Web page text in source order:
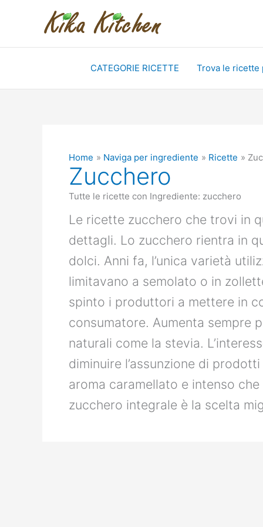
CATEGORIE RICETTE Trova le ricette
Home Naviga per ingrediente Ricette
Zucchero
Tutte le ricette con Ingrediente: zucchero
Le ricette zucchero che trovi in
dettagli. Lo zucchero rientra in
dolci. Anni fa, l’unica varietà
limitavano a semolato o in
spinto i produttori a mettere in
consumatore. Aumenta sempre
naturali come la stevia.
diminuire l’assunzione di
aroma caramellato e intenso
zucchero integrale è la scelta